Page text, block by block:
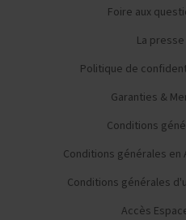
Foire aux
La
Politique de
Garanties &
Conditions
Conditions générales en
Conditions générales
Accès